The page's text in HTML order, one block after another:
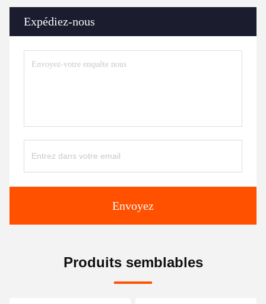
Expédiez-nous
Envoyez
Produits semblables